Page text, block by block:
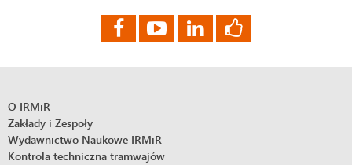
O IRMiR
Zakłady i Zespoły
Wydawnictwo Naukowe IRMiR
Kontrola techniczna tramwajów